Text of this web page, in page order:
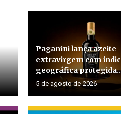
Paganini lança azeite
extravirgem com
geográfica
5 de agosto de 2026